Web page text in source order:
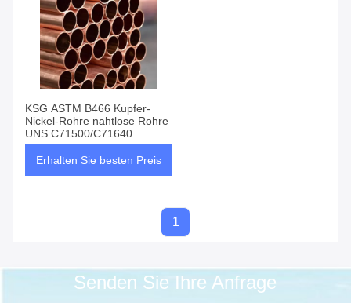
KSG ASTM B466 Kupfer-
Nickel-Rohre nahtlose Rohre
UNS C71500/C71640
Erhalten Sie besten Preis
1
Senden Sie Ihre Anfrage